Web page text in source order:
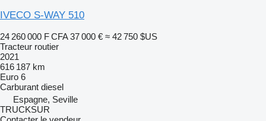
IVECO S-WAY 510
24 260 000 F CFA 37 000 € ≈ 42 750 $US
Tracteur routier
2021
616 187 km
Euro 6
Carburant diesel
Espagne, Seville
TRUCKSUR